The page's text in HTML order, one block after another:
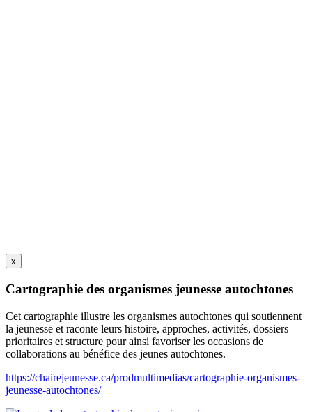
x
Cartographie des organismes jeunesse autochtones
Cet cartographie illustre les organismes autochtones qui soutiennent
la jeunesse et raconte leurs histoire, approches, activités, dossiers
prioritaires et structure pour ainsi favoriser les occasions de
collaborations au bénéfice des jeunes autochtones.
https://chairejeunesse.ca/prodmultimedias/cartographie-organismes-
jeunesse-autochtones/